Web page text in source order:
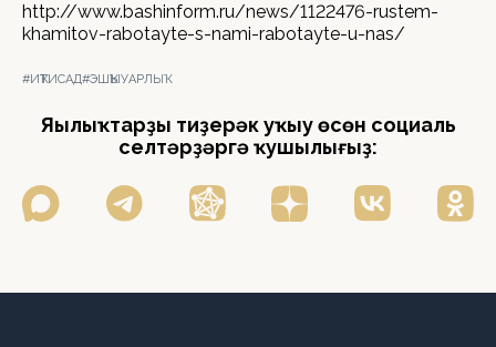
http://www.bashinform.ru/news/1122476-rustem-
khamitov-rabotayte-s-nami-rabotayte-u-nas/
#ИҠТИСАД#ЭШҠЫУАРЛЫҠ
Яңылыҡтарҙы тиҙерәк уҡыу өсөн социаль
селтәрҙәргә ҡушылығыҙ: